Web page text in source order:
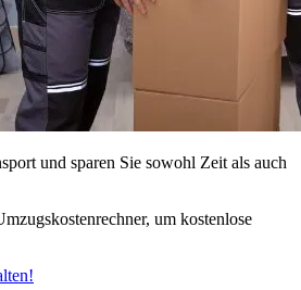
und sparen Sie sowohl Zeit als auch
um kostenlose